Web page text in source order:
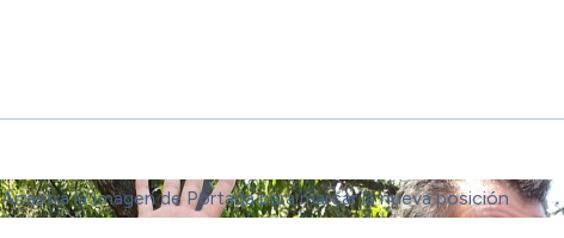
Arrastra la Imagen de Portada para marcar la nueva posición